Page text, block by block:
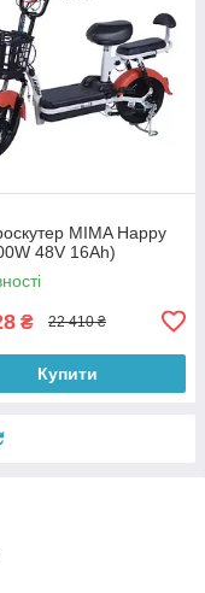
MIMA Happy
48V 16Ah)
₴ 22 410 ₴
Купити